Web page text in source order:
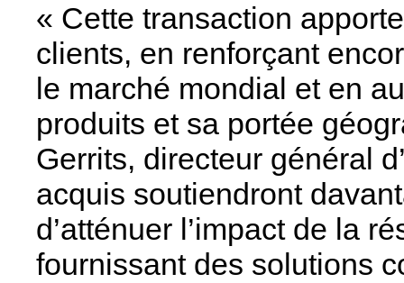
« Cette transaction
clients, en renforçant
le marché mondial et en
produits et sa portée
Gerrits, directeur général
acquis soutiendront
d’atténuer l’impact de la
fournissant des solutions